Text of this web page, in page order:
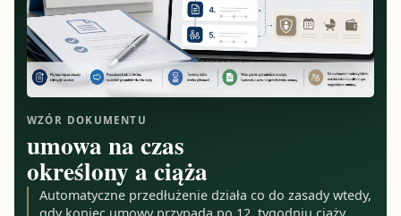
WZÓR DOKUMENTU
umowa na czas
określony a ciąża
Automatyczne przedłużenie działa co do zasady wtedy,